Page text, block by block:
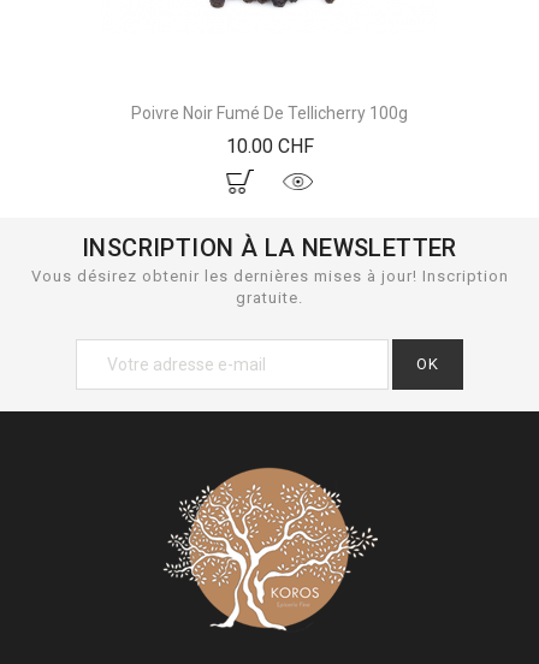
Poivre Noir Fumé De Tellicherry 100g
10.00 CHFPrix
INSCRIPTION À LA NEWSLETTER
Vous désirez obtenir les dernières mises à jour! Inscription
gratuite.